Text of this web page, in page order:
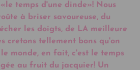
temps d'une dinde»! Nous
à briser savoureuse, du
les doigts, de LA meilleure
cretons tellement bons qu'on
monde, en fait, c'est le temps
au fruit du jacquier! Un